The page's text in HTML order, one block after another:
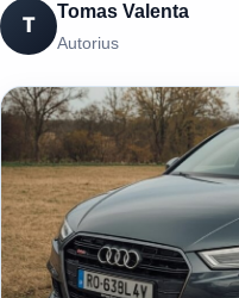
T
Tomas Valenta
Autorius